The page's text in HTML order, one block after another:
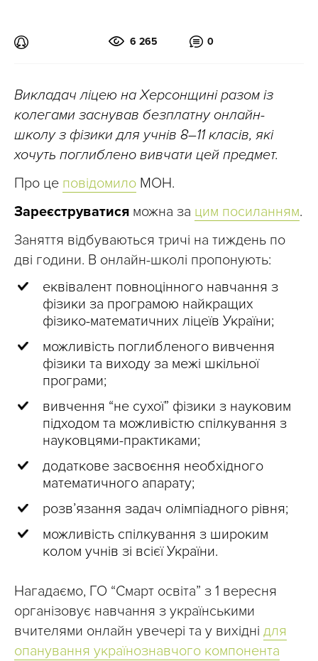
6 265 0
Викладач ліцею на Херсонщині разом із
колегами заснував безплатну онлайн-
школу з фізики для учнів 8–11 класів, які
хочуть поглиблено вивчати цей предмет.
Про це повідомило МОН.
Зареєструватися можна за цим посиланням.
Заняття відбуваються тричі на тиждень по
дві години. В онлайн-школі пропонують:
еквівалент повноцінного навчання з
фізики за програмою найкращих
фізико-математичних ліцеїв України;
можливість поглибленого вивчення
фізики та виходу за межі шкільної
програми;
вивчення “не сухої” фізики з науковим
підходом та можливістю спілкування з
науковцями-практиками;
додаткове засвоєння необхідного
математичного апарату;
розвʼязання задач олімпіадного рівня;
можливість спілкування з широким
колом учнів зі всієї України.
Нагадаємо, ГО “Смарт освіта” з 1 вересня
організовує навчання з українськими
вчителями онлайн увечері та у вихідні для
опанування українознавчого компонента